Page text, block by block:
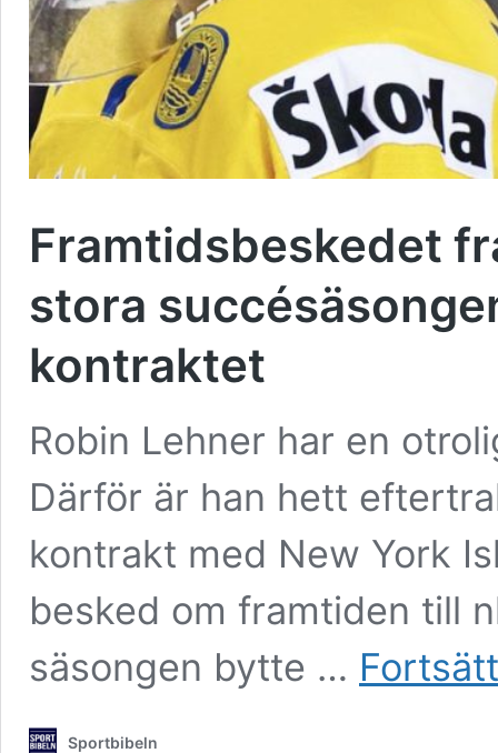
Framtidsbeskedet
stora
kontraktet
Robin Lehner har en
Därför är han hett
kontrakt med New York
besked om framtiden till
säsongen bytte …
Sportbibeln